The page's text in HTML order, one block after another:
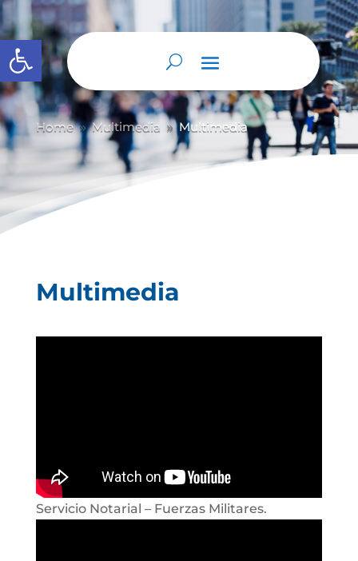
Abrir barra de herramientas
Home 9 Multimedia 9 Multimedia
Multimedia
Servicio Notarial – Fuerzas Militares.